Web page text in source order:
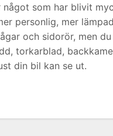
något som har blivit
personlig, mer
och sidorör, men
torkarblad,
din bil kan se ut.